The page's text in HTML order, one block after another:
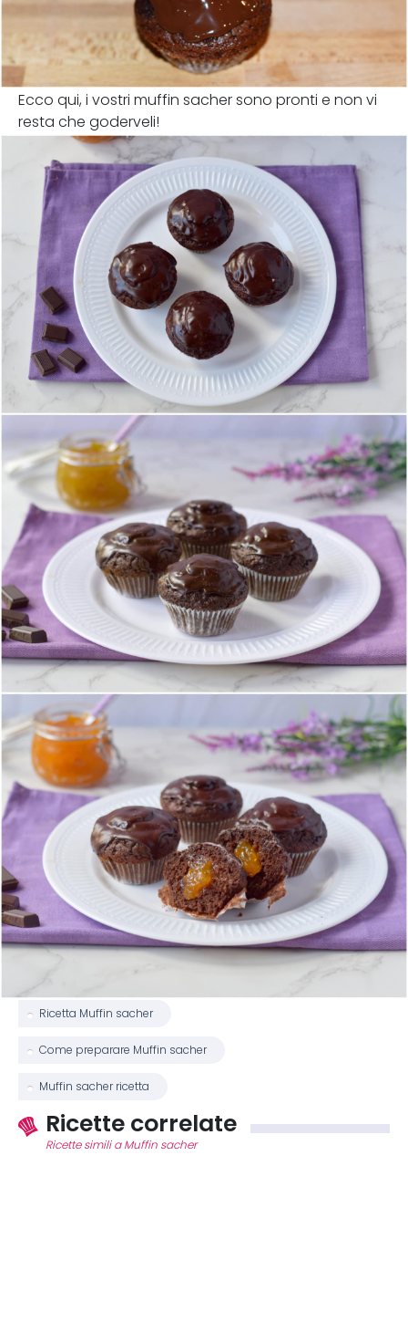
Ecco qui, i vostri muffin sacher sono pronti e non vi
resta che goderveli!
Ricetta Muffin sacher
Come preparare Muffin sacher
Muffin sacher ricetta
Ricette correlate
Ricette simili a Muffin sacher